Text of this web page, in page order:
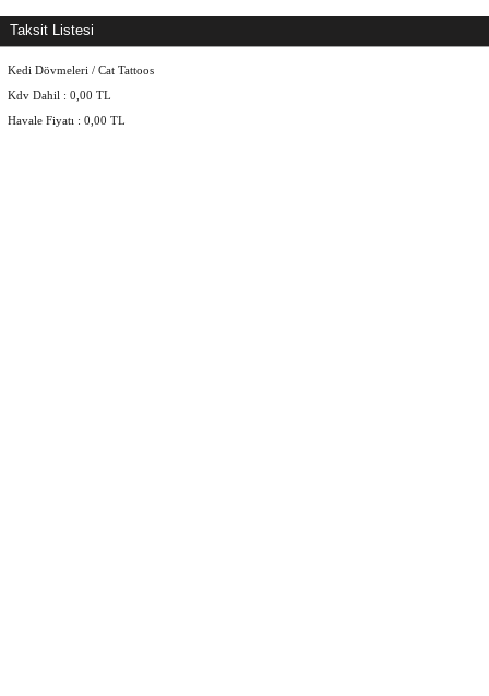
Taksit Listesi
Kedi Dövmeleri / Cat Tattoos
Kdv Dahil : 0,00 TL
Havale Fiyatı : 0,00 TL